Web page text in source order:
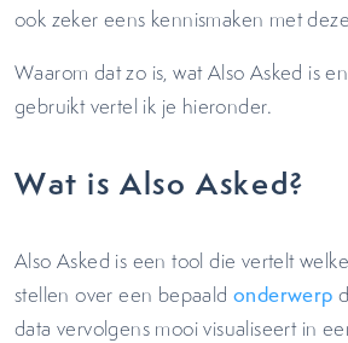
ook zeker eens kennismaken met
Waarom dat zo is, wat Also Asked is
gebruikt vertel ik je hieronder.
Wat is Also Asked?
Also Asked is een tool die vertelt
stellen over een bepaald onderwerp
data vervolgens mooi visualiseert in